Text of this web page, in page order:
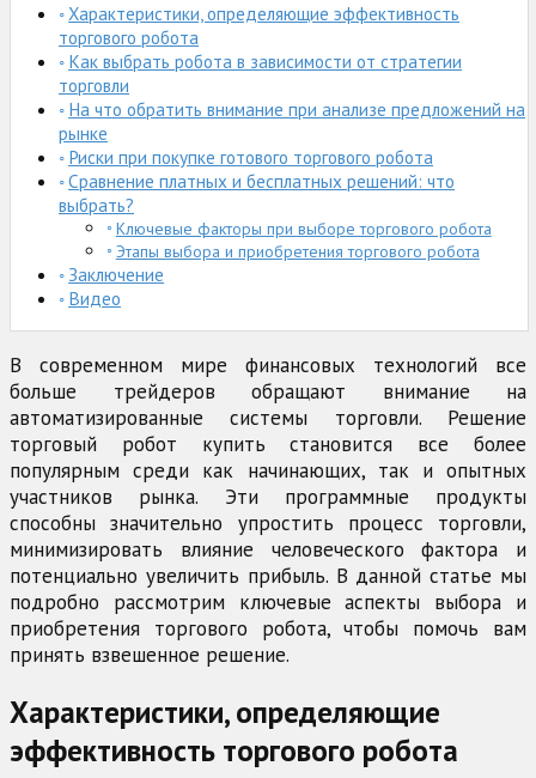
Характеристики, определяющие эффективность
торгового робота
Как выбрать робота в зависимости от стратегии
торговли
На что обратить внимание при анализе предложений на
рынке
Риски при покупке готового торгового робота
Сравнение платных и бесплатных решений: что
выбрать?
Ключевые факторы при выборе торгового робота
Этапы выбора и приобретения торгового робота
Заключение
Видео
В современном мире финансовых технологий все
больше трейдеров обращают внимание на
автоматизированные системы торговли. Решение
торговый робот купить становится все более
популярным среди как начинающих, так и опытных
участников рынка. Эти программные продукты
способны значительно упростить процесс торговли,
минимизировать влияние человеческого фактора и
потенциально увеличить прибыль. В данной статье мы
подробно рассмотрим ключевые аспекты выбора и
приобретения торгового робота, чтобы помочь вам
принять взвешенное решение.
Характеристики, определяющие
эффективность торгового робота